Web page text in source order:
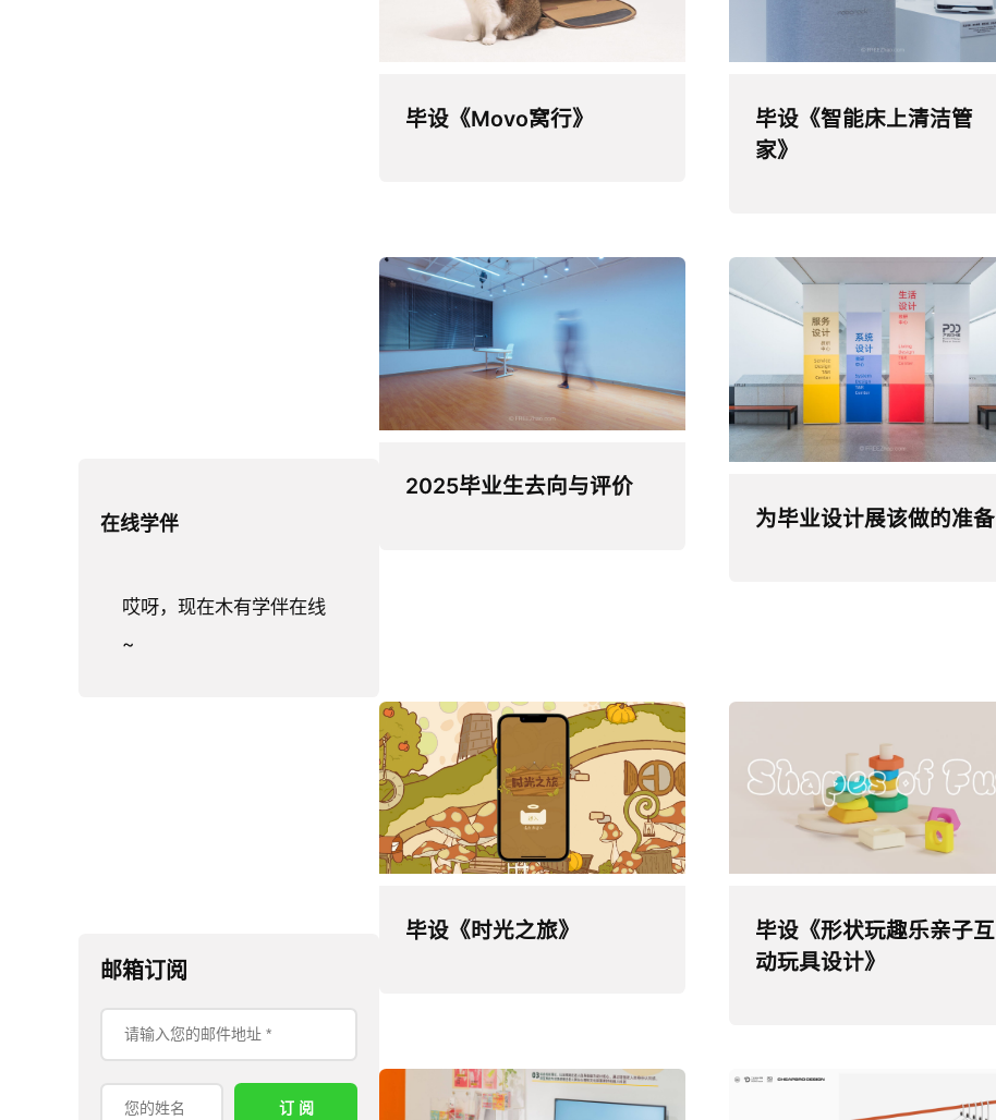
在线学伴
哎呀，现在木有学伴在线
~
邮箱订阅
毕设《Movo窝行》
毕设《智能床上清洁管
家》
2025毕业生去向与评价
为毕业设计展该做的准备
毕设《时光之旅》
毕设《形状玩趣乐亲子互
动玩具设计》